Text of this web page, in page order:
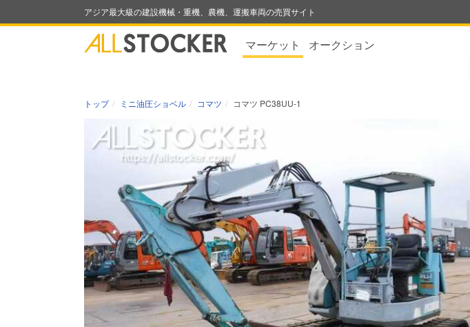
アジア最大級の建設機械・重機、農機、運搬車両の売買サイト
マーケット オークション
トップ ミニ油圧ショベル コマツ コマツ PC38UU-1